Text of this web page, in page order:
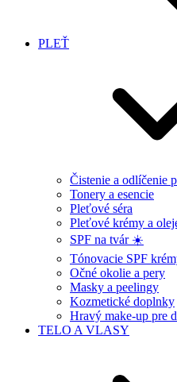
PLEŤ
Čistenie a odlíčenie
Tonery a esencie
Pleťové séra
Pleťové krémy a
SPF na tvár ☀️
Tónovacie SPF
Očné okolie a pery
Masky a peelingy
Kozmetické doplnky
Hravý make-up pre
TELO A VLASY